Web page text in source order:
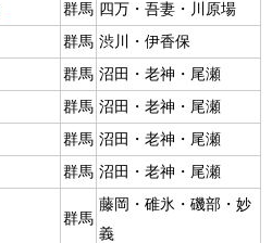
群馬 四万・吾妻・川原場
群馬 渋川・伊香保
群馬 沼田・老神・尾瀬
群馬 沼田・老神・尾瀬
群馬 沼田・老神・尾瀬
群馬 沼田・老神・尾瀬
群馬
藤岡・碓氷・磯部・妙
義